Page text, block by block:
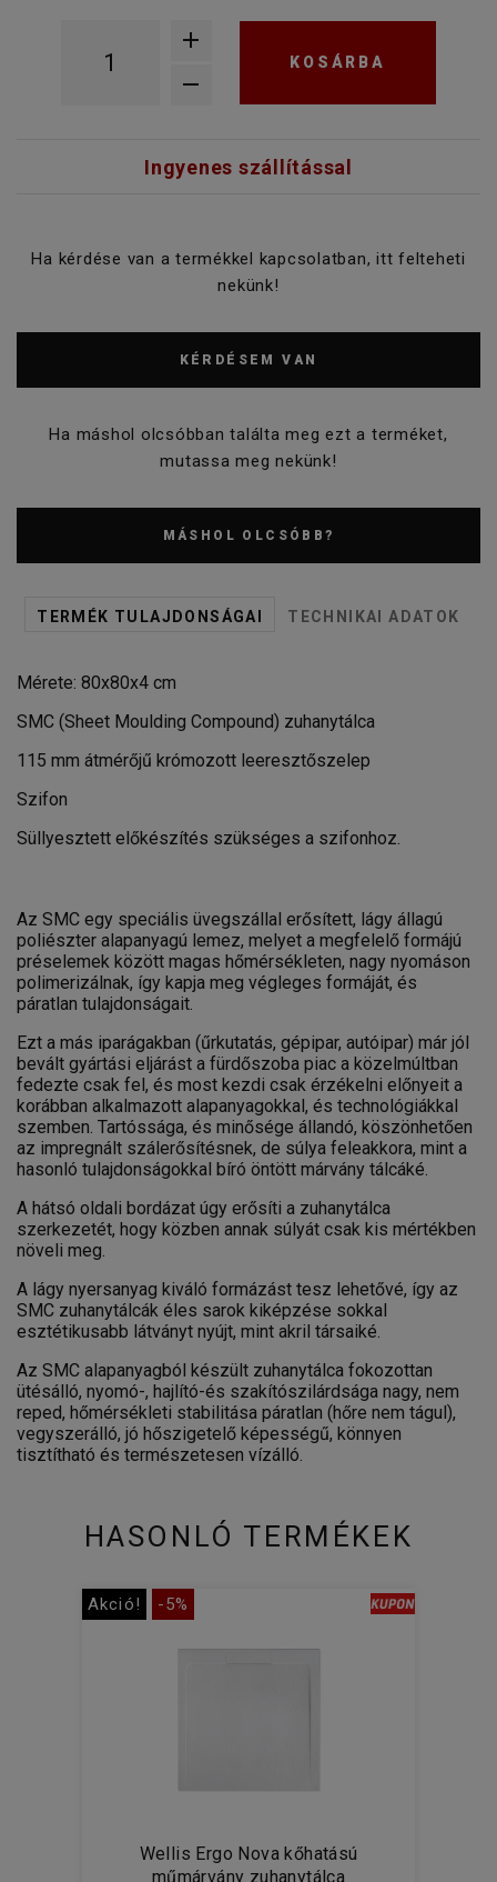
KOSÁRBA
Ingyenes szállítással
Ha kérdése van a termékkel kapcsolatban, itt felteheti
nekünk!
KÉRDÉSEM VAN
Ha máshol olcsóbban találta meg ezt a terméket,
mutassa meg nekünk!
MÁSHOL OLCSÓBB?
TERMÉK TULAJDONSÁGAI TECHNIKAI ADATOK
Mérete: 80x80x4 cm
SMC (Sheet Moulding Compound) zuhanytálca
115 mm átmérőjű krómozott leeresztőszelep
Szifon
Süllyesztett előkészítés szükséges a szifonhoz.
Az SMC egy speciális üvegszállal erősített, lágy állagú
poliészter alapanyagú lemez, melyet a megfelelő formájú
préselemek között magas hőmérsékleten, nagy nyomáson
polimerizálnak, így kapja meg végleges formáját, és
páratlan tulajdonságait.
Ezt a más iparágakban (űrkutatás, gépipar, autóipar) már jól
bevált gyártási eljárást a fürdőszoba piac a közelmúltban
fedezte csak fel, és most kezdi csak érzékelni előnyeit a
korábban alkalmazott alapanyagokkal, és technológiákkal
szemben. Tartóssága, és minősége állandó, köszönhetően
az impregnált szálerősítésnek, de súlya feleakkora, mint a
hasonló tulajdonságokkal bíró öntött márvány tálcáké.
A hátsó oldali bordázat úgy erősíti a zuhanytálca
szerkezetét, hogy közben annak súlyát csak kis mértékben
növeli meg.
A lágy nyersanyag kiváló formázást tesz lehetővé, így az
SMC zuhanytálcák éles sarok kiképzése sokkal
esztétikusabb látványt nyújt, mint akril társaiké.
Az SMC alapanyagból készült zuhanytálca fokozottan
ütésálló, nyomó-, hajlító-és szakítószilárdsága nagy, nem
reped, hőmérsékleti stabilitása páratlan (hőre nem tágul),
vegyszerálló, jó hőszigetelő képességű, könnyen
tisztítható és természetesen vízálló.
HASONLÓ TERMÉKEK
Akció! -5%
Wellis Ergo Nova kőhatású
műmárvány zuhanytálca